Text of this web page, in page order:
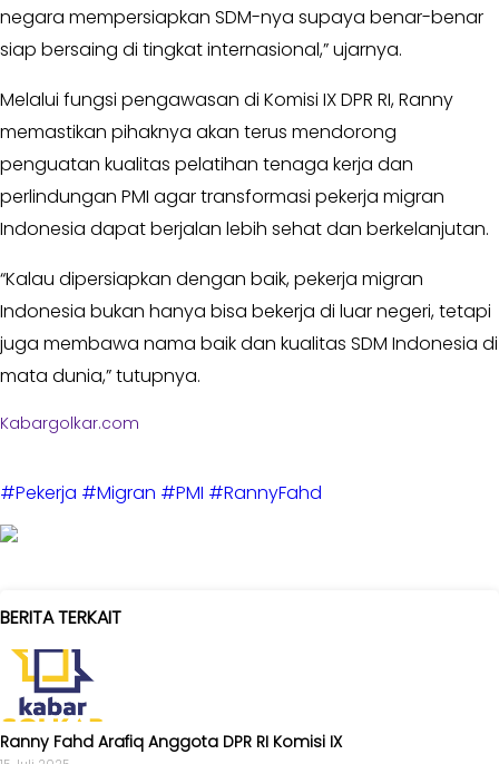
negara mempersiapkan SDM-nya supaya benar-benar
siap bersaing di tingkat internasional,” ujarnya.
Melalui fungsi pengawasan di Komisi IX DPR RI, Ranny
memastikan pihaknya akan terus mendorong
penguatan kualitas pelatihan tenaga kerja dan
perlindungan PMI agar transformasi pekerja migran
Indonesia dapat berjalan lebih sehat dan berkelanjutan.
“Kalau dipersiapkan dengan baik, pekerja migran
Indonesia bukan hanya bisa bekerja di luar negeri, tetapi
juga membawa nama baik dan kualitas SDM Indonesia di
mata dunia,” tutupnya.
Kabargolkar.com
#Pekerja #Migran #PMI #RannyFahd
BERITA TERKAIT
Ranny Fahd Arafiq Anggota DPR RI Komisi IX